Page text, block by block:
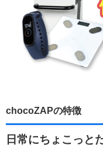
chocoZAPの特徴
日常にちょこっと